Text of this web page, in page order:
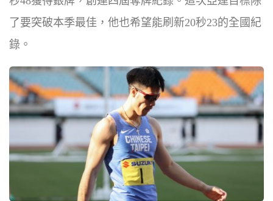
了要突破本季最佳，他也希望能刷新20秒23的全國紀
錄。